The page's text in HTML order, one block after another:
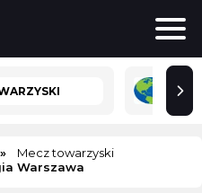
Mecz towarzyski
Warszawa